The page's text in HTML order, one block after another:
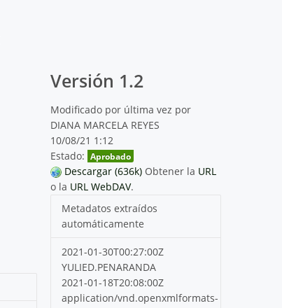
Versión 1.2
Modificado por última vez por
DIANA MARCELA REYES
10/08/21 1:12
Estado: Aprobado
Descargar (636k) Obtener la URL
o la URL WebDAV.
Metadatos extraídos
automáticamente
2021-01-30T00:27:00Z
YULIED.PENARANDA
2021-01-18T20:08:00Z
application/vnd.openxmlformats-